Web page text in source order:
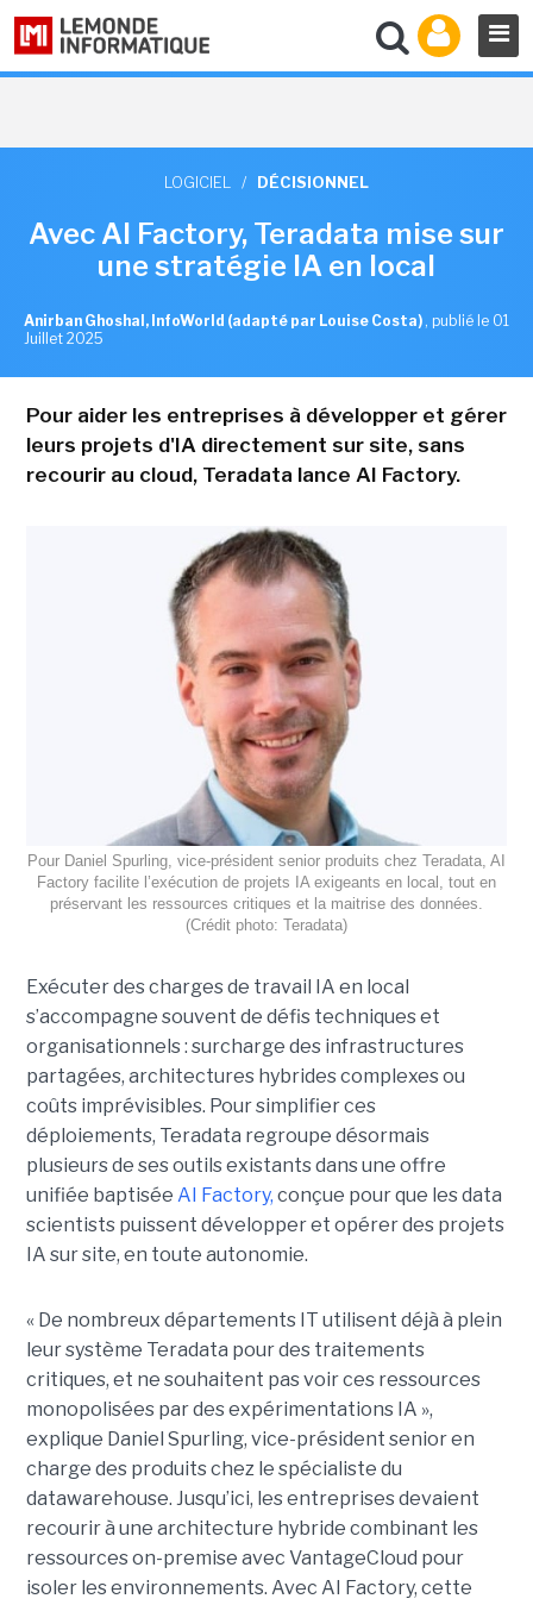
LOGICIEL / DÉCISIONNEL
Avec AI Factory, Teradata mise sur
une stratégie IA en local
Anirban Ghoshal, InfoWorld (adapté par Louise Costa) , publié le 01
Juillet 2025
Pour aider les entreprises à développer et gérer
leurs projets d'IA directement sur site, sans
recourir au cloud, Teradata lance AI Factory.
Pour Daniel Spurling, vice-président senior produits chez Teradata, AI
Factory facilite l’exécution de projets IA exigeants en local, tout en
préservant les ressources critiques et la maitrise des données.
(Crédit photo: Teradata)
Exécuter des charges de travail IA en local
s’accompagne souvent de défis techniques et
organisationnels : surcharge des infrastructures
partagées, architectures hybrides complexes ou
coûts imprévisibles. Pour simplifier ces
déploiements, Teradata regroupe désormais
plusieurs de ses outils existants dans une offre
unifiée baptisée AI Factory, conçue pour que les data
scientists puissent développer et opérer des projets
IA sur site, en toute autonomie.
« De nombreux départements IT utilisent déjà à plein
leur système Teradata pour des traitements
critiques, et ne souhaitent pas voir ces ressources
monopolisées par des expérimentations IA »,
explique Daniel Spurling, vice-président senior en
charge des produits chez le spécialiste du
datawarehouse. Jusqu’ici, les entreprises devaient
recourir à une architecture hybride combinant les
ressources on-premise avec VantageCloud pour
isoler les environnements. Avec AI Factory, cette